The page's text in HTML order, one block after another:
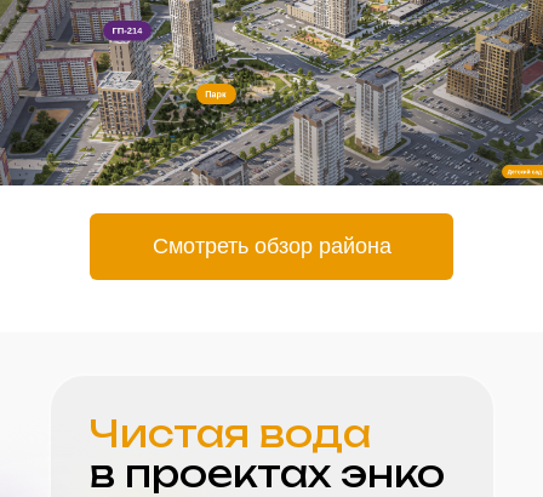
Смотреть обзор района
Чистая вода
в проектах энко